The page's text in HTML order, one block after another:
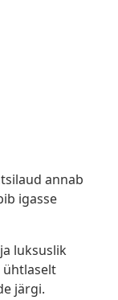
annab
igasse
luksuslik
ühtlaselt
järgi.